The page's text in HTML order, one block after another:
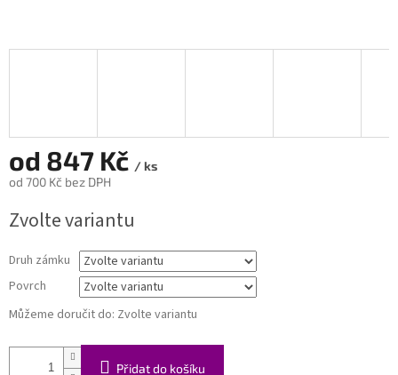
od 847 Kč / ks
od 700 Kč bez DPH
cena:
Zvolte variantu
Druh zámku
Povrch
Můžeme doručit do: Zvolte variantu
Přidat do košíku